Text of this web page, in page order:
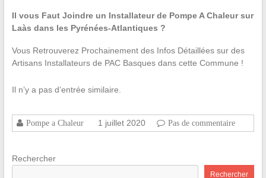
Il vous Faut Joindre un Installateur de Pompe A Chaleur sur
Laàs dans les Pyrénées-Atlantiques ?
Vous Retrouverez Prochainement des Infos Détaillées sur des
Artisans Installateurs de PAC Basques dans cette Commune !
Il n’y a pas d’entrée similaire.
Pompe a Chaleur 1 juillet 2020 Pas de commentaire
Rechercher
Rechercher